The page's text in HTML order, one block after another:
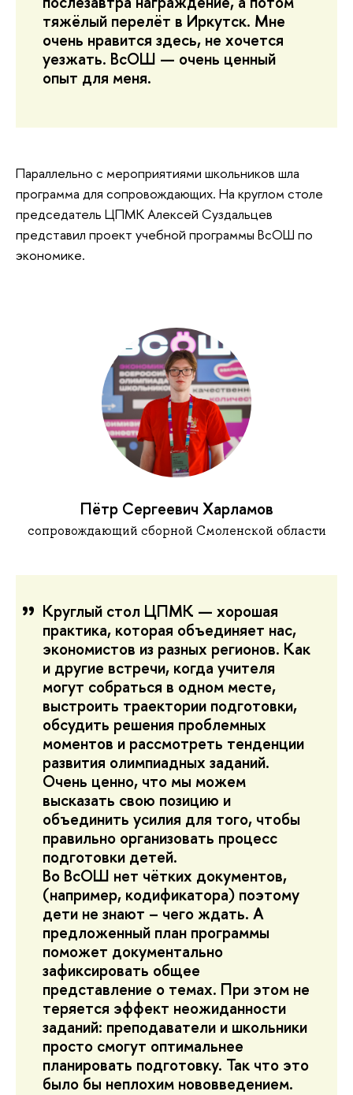
тяжёлый перелёт в Иркутск. Мне
очень нравится здесь, не хочется
уезжать. ВсОШ — очень ценный
опыт для меня.
Параллельно с мероприятиями школьников шла
программа для сопровождающих. На круглом столе
председатель ЦПМК Алексей Суздальцев
представил проект учебной программы ВсОШ по
экономике.
Пётр Сергеевич Харламов
сопровождающий сборной Смоленской области
Круглый стол ЦПМК — хорошая
практика, которая объединяет нас,
экономистов из разных регионов. Как
и другие встречи, когда учителя
могут собраться в одном месте,
выстроить траектории подготовки,
обсудить решения проблемных
моментов и рассмотреть тенденции
развития олимпиадных заданий.
Очень ценно, что мы можем
высказать свою позицию и
объединить усилия для того, чтобы
правильно организовать процесс
подготовки детей.
Во ВсОШ нет чётких документов,
(например, кодификатора) поэтому
дети не знают – чего ждать. А
предложенный план программы
поможет документально
зафиксировать общее
представление о темах. При этом не
теряется эффект неожиданности
заданий: преподаватели и школьники
просто смогут оптимальнее
планировать подготовку. Так что это
было бы неплохим нововведением.